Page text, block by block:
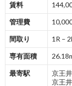
賃料
管理費
間取り 1R –
専有面積
最寄駅
京王
京王